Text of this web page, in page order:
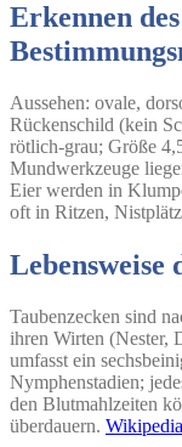
Erkennen
Aussehen: ovale,
Rückenschild (kein
rötlich-grau; Größe
Mundwerkzeuge
Eier werden in
oft in Ritzen,
Lebensweise
Taubenzecken sind
ihren Wirten (Nester,
umfasst ein
Nymphenstadien;
den Blutmahlzeiten
überdauern. Wikipedia